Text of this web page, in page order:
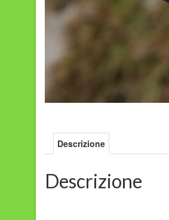
Descrizione
Descrizione